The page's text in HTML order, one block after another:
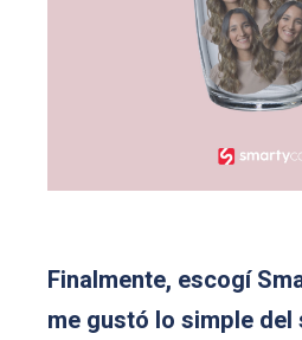
Finalmente, escogí
me gustó lo simple del